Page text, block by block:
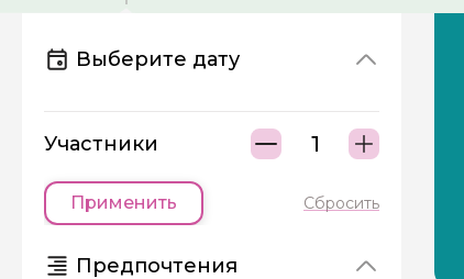
Выберите дату
Участники
Применить Сбросить
Предпочтения